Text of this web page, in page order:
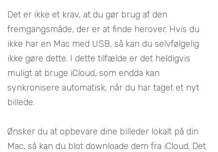
Det er ikke et krav, at du gør brug af den
fremgangsmåde, der er at finde herover. Hvis du
ikke har en Mac med USB, så kan du selvfølgelig
ikke gøre dette. I dette tilfælde er det heldigvis
muligt at bruge iCloud, som endda kan
synkronisere automatisk, når du har taget et nyt
billede.
Ønsker du at opbevare dine billeder lokalt på din
Mac, så kan du blot downloade dem fra iCloud. Det